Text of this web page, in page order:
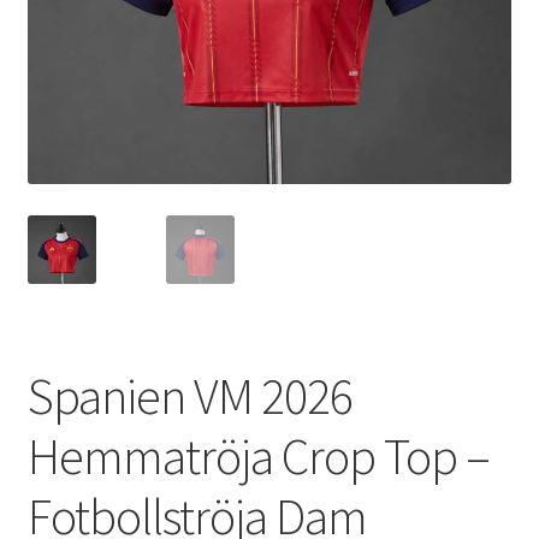
Spanien VM 2026
Hemmatröja Crop Top –
Fotbollströja Dam